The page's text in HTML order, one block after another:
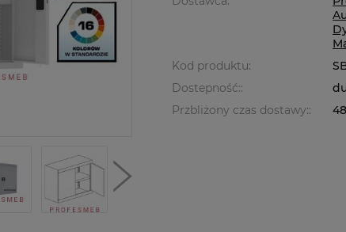
Kod produktu:
Dostepność::
Przbliżony czas dostawy::